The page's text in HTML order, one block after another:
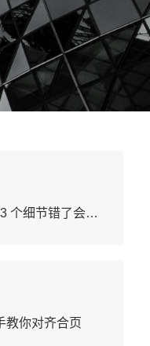
自控翻板坝安装现场：这 3 个细节错了会漏水
教你对齐合页